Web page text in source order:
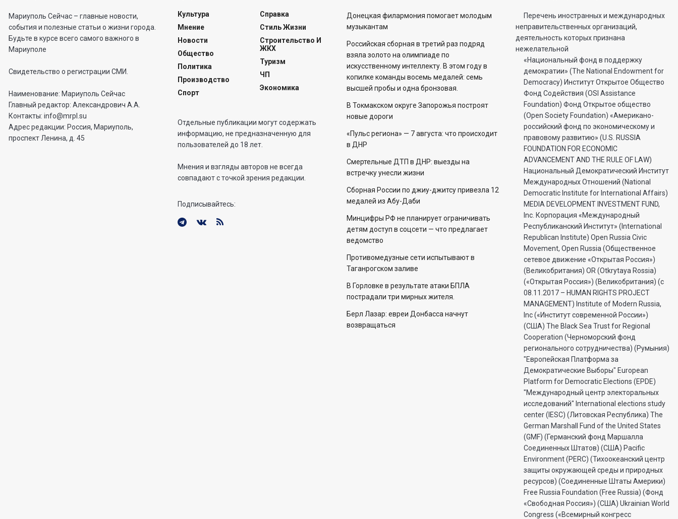
Мариуполь Сейчас – главные новости,
события и полезные статьи о жизни города.
Будьте в курсе всего самого важного в
Мариуполе
Свидетельство о регистрации СМИ.
Наименование: Мариуполь Сейчас
Главный редактор: Александрович А.А.
Контакты: info@mrpl.su
Адрес редакции: Россия, Мариуполь,
проспект Ленина, д. 45
Культура
Мнение
Новости
Общество
Политика
Производство
Спорт
Справка
Стиль Жизни
Строительство И
ЖКХ
Туризм
ЧП
Экономика
Отдельные публикации могут содержать
информацию, не предназначенную для
пользователей до 18 лет.
Мнения и взгляды авторов не всегда
совпадают с точкой зрения редакции.
Подписывайтесь:
Донецкая филармония помогает молодым
музыкантам
Российская сборная в третий раз подряд
взяла золото на олимпиаде по
искусственному интеллекту. В этом году в
копилке команды восемь медалей: семь
высшей пробы и одна бронзовая.
В Токмакском округе Запорожья построят
новые дороги
«Пульс региона» — 7 августа: что происходит
в ДНР
Смертельные ДТП в ДНР: выезды на
встречку унесли жизни
Сборная России по джиу-джитсу привезла 12
медалей из Абу-Даби
Минцифры РФ не планирует ограничивать
детям доступ в соцсети — что предлагает
ведомство
Противомедузные сети испытывают в
Таганрогском заливе
В Горловке в результате атаки БПЛА
пострадали три мирных жителя.
Берл Лазар: евреи Донбасса начнут
возвращаться
Перечень иностранных и международных
неправительственных организаций,
деятельность которых признана
нежелательной
«Национальный фонд в поддержку
демократии» (The National Endowment for
Democracy) Институт Открытое Общество
Фонд Содействия (OSI Assistance
Foundation) Фонд Открытое общество
(Open Society Foundation) «Американо-
российский фонд по экономическому и
правовому развитию» (U.S. RUSSIA
FOUNDATION FOR ECONOMIC
ADVANCEMENT AND THE RULE OF LAW)
Национальный Демократический Институт
Международных Отношений (National
Democratic Institute for International Affairs)
MEDIA DEVELOPMENT INVESTMENT FUND,
Inc. Корпорация «Международный
Республиканский Институт» (International
Republican Institute) Open Russia Civic
Movement, Open Russia (Общественное
сетевое движение «Открытая Россия»)
(Великобритания) OR (Otkrytaya Rossia)
(«Открытая Россия») (Великобритания) (с
08.11.2017 – HUMAN RIGHTS PROJECT
MANAGEMENT) Institute of Modern Russia,
Inc («Институт современной России»)
(США) The Black Sea Trust for Regional
Cooperation (Черноморский фонд
регионального сотрудничества) (Румыния)
"Европейская Платформа за
Демократические Выборы" European
Platform for Democratic Elections (EPDE)
"Международный центр электоральных
исследований" International elections study
center (IESC) (Литовская Республика) The
German Marshall Fund of the United States
(GMF) (Германский фонд Маршалла
Соединенных Штатов) (США) Pacific
Environment (PERC) (Тихоокеанский центр
защиты окружающей среды и природных
ресурсов) (Соединенные Штаты Америки)
Free Russia Foundation (Free Russia) (Фонд
«Свободная Россия») (США) Ukrainian World
Congress («Всемирный конгресс